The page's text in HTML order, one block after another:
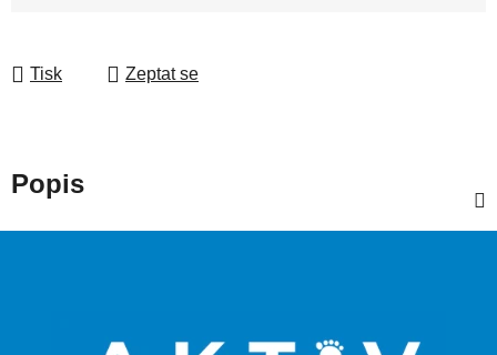
Tisk Zeptat se
Popis